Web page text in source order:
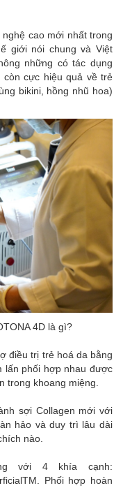
cao mới nhất trong
giới nói chung và Việt
những có tác dụng
cực hiệu quả về trẻ
bikini, hồng nhũ hoa)
4D là gì?
điều trị trẻ hoá da bằng
lấn phối hợp nhau được
trong khoang miệng.
sợi Collagen mới với
hảo và duy trì lâu dài
nào.
với 4 khía cạnh:
Phối hợp hoàn